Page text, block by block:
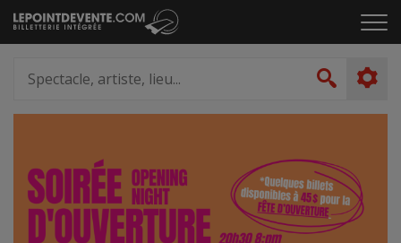
Passer
au
le
artiste,
lieu...